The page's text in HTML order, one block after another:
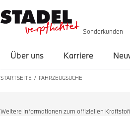
Sonderkunden
Über uns Karriere
STARTSEITE FAHRZEUGSUCHE
Weitere Informationen zum offiziellen